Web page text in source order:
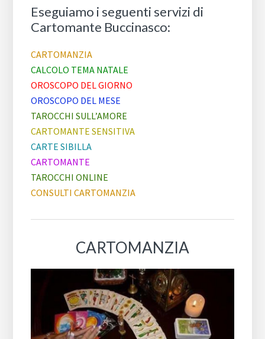
Eseguiamo i seguenti servizi di
Cartomante Buccinasco:
CARTOMANZIA
CALCOLO TEMA NATALE
OROSCOPO DEL GIORNO
OROSCOPO DEL MESE
TAROCCHI SULL’AMORE
CARTOMANTE SENSITIVA
CARTE SIBILLA
CARTOMANTE
TAROCCHI ONLINE
CONSULTI CARTOMANZIA
CARTOMANZIA